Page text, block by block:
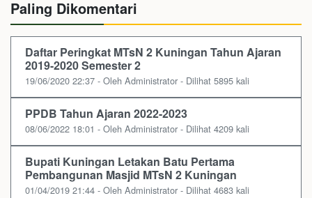
Paling Dikomentari
Daftar Peringkat MTsN 2 Kuningan Tahun Ajaran
2019-2020 Semester 2
19/06/2020 22:37 - Oleh Administrator - Dilihat 5895 kali
PPDB Tahun Ajaran 2022-2023
08/06/2022 18:01 - Oleh Administrator - Dilihat 4209 kali
Bupati Kuningan Letakan Batu Pertama
Pembangunan Masjid MTsN 2 Kuningan
01/04/2019 21:44 - Oleh Administrator - Dilihat 4683 kali